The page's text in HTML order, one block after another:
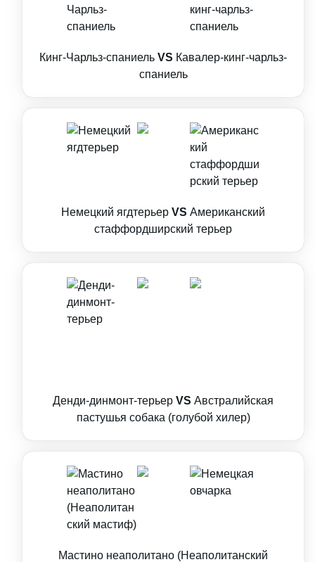
Кинг-Чарльз-спаниель VS Кавалер-кинг-чарльз-
спаниель
Немецкий ягдтерьер VS Американский
стаффордширский терьер
Денди-динмонт-терьер VS Австралийская
пастушья собака (голубой хилер)
Мастино неаполитано (Неаполитанский